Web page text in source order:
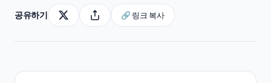
공유하기 🔗 링크 복사